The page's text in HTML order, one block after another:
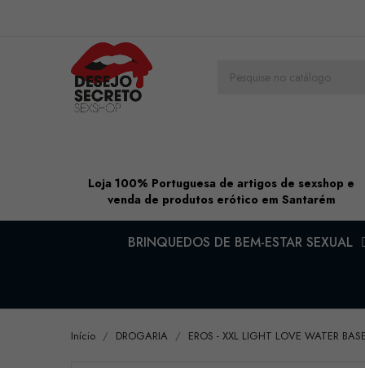
Loja 100% Portuguesa de artigos de sexshop e
venda de produtos erótico em Santarém
BRINQUEDOS DE BEM-ESTAR SEXUAL
Início DROGARIA EROS - XXL LIGHT LOVE WATER